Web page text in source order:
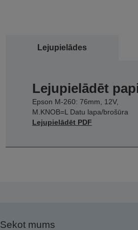
Lejupielādes
Lejupielādēt
Epson M-260: 76mm, 12V,
M.KNOB=L Datu lapa/brošūra
Lejupielādēt PDF
Sekot mums